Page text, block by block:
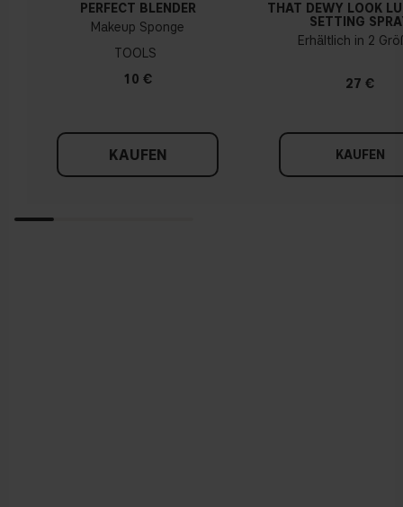
PERFECT BLENDER
Makeup Sponge
TOOLS
10 €
KAUFEN
THAT DEWY LOOK
SETTING
Erhältlich in 2
27 €
KAUFEN